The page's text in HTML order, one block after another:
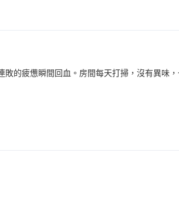
的疲憊瞬間回血。房間每天打掃，沒有異味